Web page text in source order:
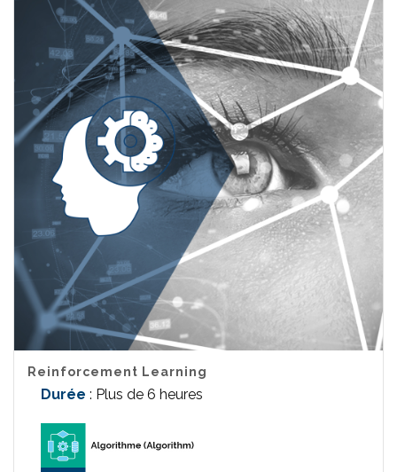
Reinforcement Learning
Durée : Plus de 6 heures